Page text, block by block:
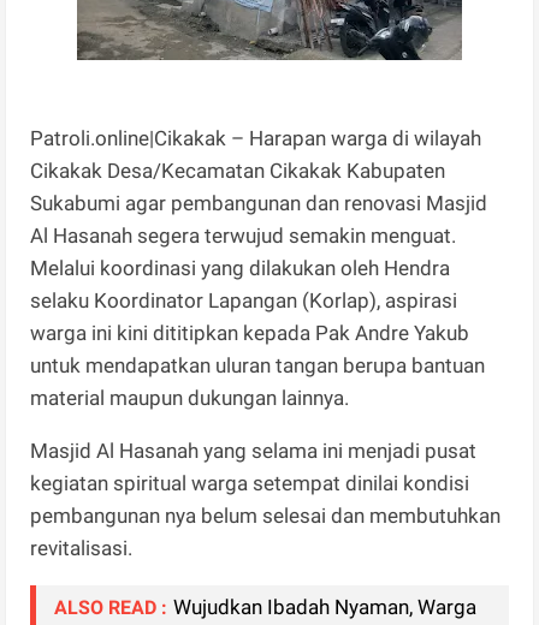
Patroli.online|Cikakak – Harapan warga di wilayah
Cikakak Desa/Kecamatan Cikakak Kabupaten
Sukabumi agar pembangunan dan renovasi Masjid
Al Hasanah segera terwujud semakin menguat.
Melalui koordinasi yang dilakukan oleh Hendra
selaku Koordinator Lapangan (Korlap), aspirasi
warga ini kini dititipkan kepada Pak Andre Yakub
untuk mendapatkan uluran tangan berupa bantuan
material maupun dukungan lainnya.
Masjid Al Hasanah yang selama ini menjadi pusat
kegiatan spiritual warga setempat dinilai kondisi
pembangunan nya belum selesai dan membutuhkan
revitalisasi.
ALSO READ : Wujudkan Ibadah Nyaman, Warga